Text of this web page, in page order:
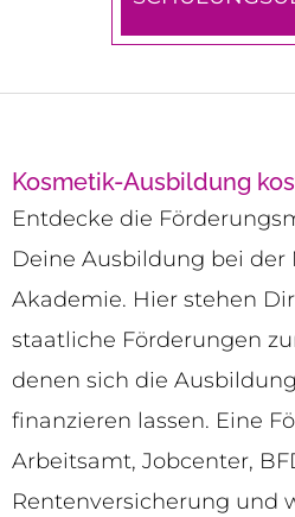
Kosmetik-Ausbildung
Entdecke die
Deine Ausbildung bei der
Akademie. Hier stehen
staatliche Förderungen
denen sich die
finanzieren lassen. Eine
Arbeitsamt, Jobcenter,
Rentenversicherung und